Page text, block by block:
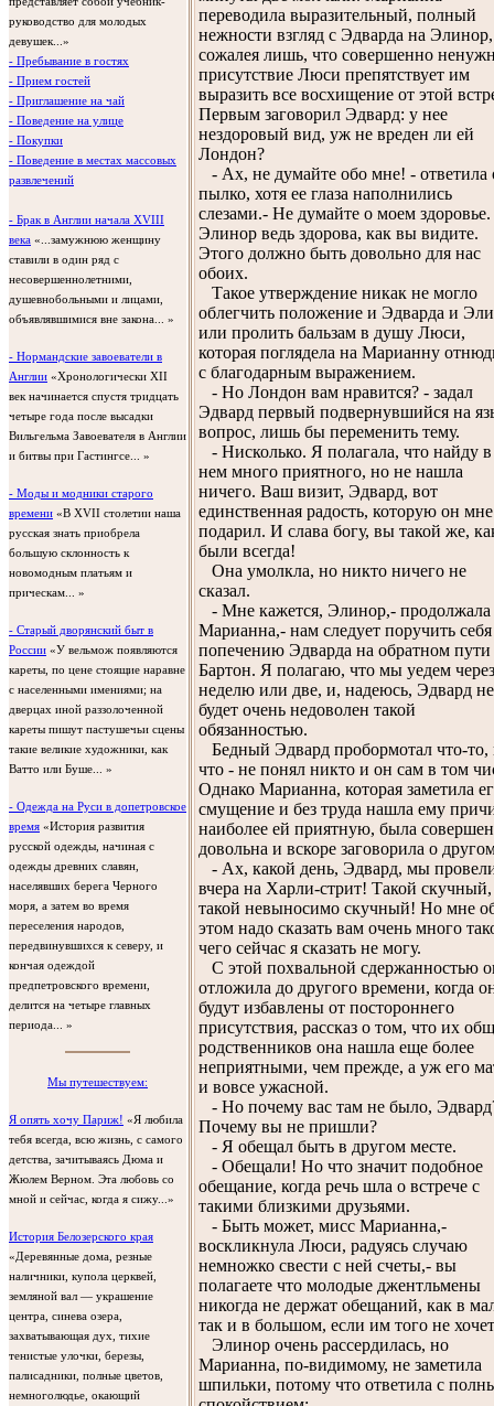
руководство для молодых
девушек...»
- Пребывание в гостях
- Прием гостей
- Приглашение на чай
- Поведение на улице
- Покупки
- Поведение в местах массовых
развлечений
- Брак в Англии начала XVIII
века «...замужнюю женщину
ставили в один ряд с
несовершеннолетними,
душевнобольными и лицами,
объявлявшимися вне закона... »
- Нормандские завоеватели в
Англии «Хронологически XII
век начинается спустя тридцать
четыре года после высадки
Вильгельма Завоевателя в Англии
и битвы при Гастингсе... »
- Моды и модники старого
времени «В XVII столетии наша
русская знать приобрела
большую склонность к
новомодным платьям и
прическам... »
- Старый дворянский быт в
России «У вельмож появляются
кареты, по цене стоящие наравне
с населенными имениями; на
дверцах иной раззолоченной
кареты пишут пастушечьи сцены
такие великие художники, как
Ватто или Буше... »
- Одежда на Руси в допетровское
время «История развития
русской одежды, начиная с
одежды древних славян,
населявших берега Черного
моря, а затем во время
переселения народов,
передвинувшихся к северу, и
кончая одеждой
предпетровского времени,
делится на четыре главных
периода... »
Мы путешествуем:
Я опять хочу Париж! «Я любила
тебя всегда, всю жизнь, с самого
детства, зачитываясь Дюма и
Жюлем Верном. Эта любовь со
мной и сейчас, когда я сижу...»
История Белозерского края
«Деревянные дома, резные
наличники, купола церквей,
земляной вал — украшение
центра, синева озера,
захватывающая дух, тихие
тенистые улочки, березы,
палисадники, полные цветов,
немноголюдье, окающий
переводила выразительный, полный
нежности взгляд с Эдварда на Элинор,
сожалея лишь, что совершенно
присутствие Люси препятствует им
выразить все восхищение от этой
Первым заговорил Эдвард: у нее
нездоровый вид, уж не вреден ли ей
Лондон?
- Ах, не думайте обо мне! - ответила
пылко, хотя ее глаза наполнились
слезами.- Не думайте о моем здоровье.
Элинор ведь здорова, как вы видите.
Этого должно быть довольно для нас
обоих.
Такое утверждение никак не могло
облегчить положение и Эдварда и
или пролить бальзам в душу Люси,
которая поглядела на Марианну
с благодарным выражением.
- Но Лондон вам нравится? - задал
Эдвард первый подвернувшийся на
вопрос, лишь бы переменить тему.
- Нисколько. Я полагала, что найду в
нем много приятного, но не нашла
ничего. Ваш визит, Эдвард, вот
единственная радость, которую он мне
подарил. И слава богу, вы такой же,
были всегда!
Она умолкла, но никто ничего не
сказал.
- Мне кажется, Элинор,- продолжала
Марианна,- нам следует поручить себя
попечению Эдварда на обратном пути
Бартон. Я полагаю, что мы уедем через
неделю или две, и, надеюсь, Эдвард не
будет очень недоволен такой
обязанностью.
Бедный Эдвард пробормотал что-то,
что - не понял никто и он сам в том
Однако Марианна, которая заметила
смущение и без труда нашла ему
наиболее ей приятную, была
довольна и вскоре заговорила о
- Ах, какой день, Эдвард, мы
вчера на Харли-стрит! Такой скучный,
такой невыносимо скучный! Но мне
этом надо сказать вам очень много
чего сейчас я сказать не могу.
С этой похвальной сдержанностью
отложила до другого времени, когда
будут избавлены от постороннего
присутствия, рассказ о том, что их
родственников она нашла еще более
неприятными, чем прежде, а уж его
и вовсе ужасной.
- Но почему вас там не было,
Почему вы не пришли?
- Я обещал быть в другом месте.
- Обещали! Но что значит подобное
обещание, когда речь шла о встрече с
такими близкими друзьями.
- Быть может, мисс Марианна,-
воскликнула Люси, радуясь случаю
немножко свести с ней счеты,- вы
полагаете что молодые джентльмены
никогда не держат обещаний, как в
так и в большом, если им того не
Элинор очень рассердилась, но
Марианна, по-видимому, не заметила
шпильки, потому что ответила с